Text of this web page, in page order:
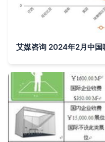
艾媒咨询 2024年2月中国